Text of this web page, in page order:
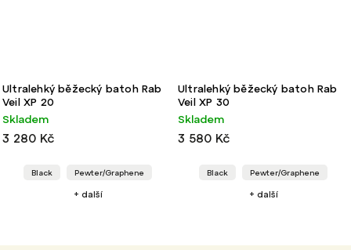
Ultralehký běžecký batoh Rab
Veil XP 20
Skladem
3 280 Kč
Black Pewter/Graphene
+ další
Ultralehký běžecký batoh Rab
Veil XP 30
Skladem
3 580 Kč
Black Pewter/Graphene
+ další